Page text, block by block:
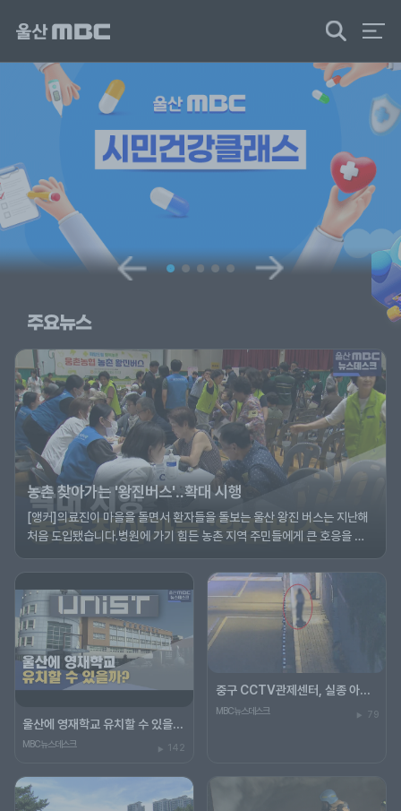
검
주요뉴스
농촌 찾아가는 '왕진버스'‥확대 시행
[앵커]의료진이 마을을 돌면서 환자들을 돌보는 울산 왕진 버스는 지난해
처음 도입됐습니다.병원에 가기 힘든 농촌 지역 주민들에게 큰 호응을 얻
했습니다.황두길 기자가 현장을 다녀왔습니다.[리포트]울주군의 한 초등
학교.운동장에 들어선 대형 ...
울산에 영재학교 유치할 수 있을까?
MBC뉴스데스크 142
중구 CCTV관제센터, 실종 아동 25분 만에 찾아
MBC뉴스데스크 79